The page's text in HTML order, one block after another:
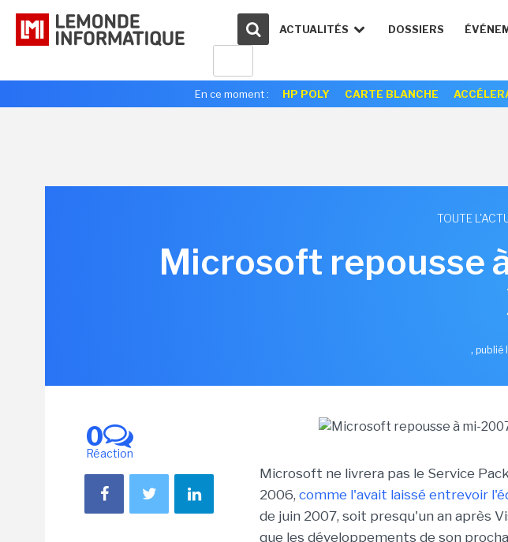
ACTUALITÉS DOSSIERS
En ce moment : HP POLY CARTE BLANCHE
TOUTE
Microsoft repousse
, publié
0
Réaction
Microsoft ne livrera pas le Service
2006, comme l'avait laissé entrevoir
de juin 2007, soit presqu'un an après
que les développements de son